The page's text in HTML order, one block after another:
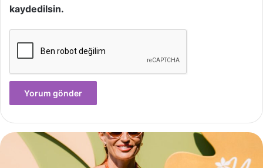
kaydedilsin.
Yves
Rocher,